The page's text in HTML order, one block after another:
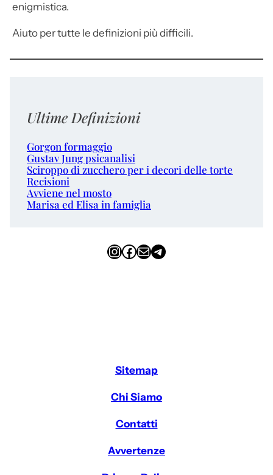
enigmistica.
Aiuto per tutte le definizioni più difficili.
Ultime Definizioni
Gorgon formaggio
Gustav Jung psicanalisi
Sciroppo di zucchero per i decori delle torte
Recisioni
Avviene nel mosto
Marisa ed Elisa in famiglia
InstagramFacebook Email Telegram
Sitemap
Chi Siamo
Contatti
Avvertenze